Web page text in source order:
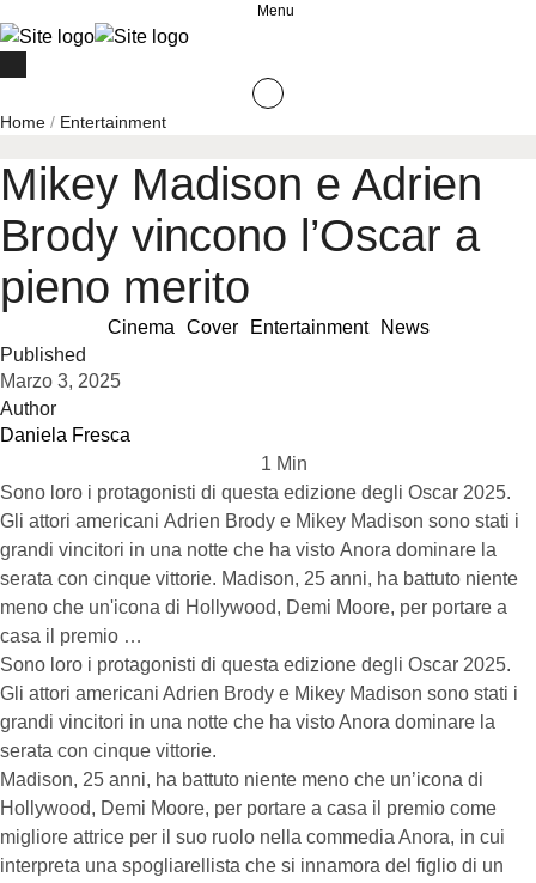
Menu
Home / Entertainment
Mikey Madison e Adrien
Brody vincono l’Oscar a
pieno merito
Cinema Cover Entertainment
News
Published
Marzo 3, 2025
Author
Daniela Fresca
1 Min
Sono loro i protagonisti di questa edizione degli Oscar 2025.
Gli attori americani Adrien Brody e Mikey Madison sono stati i
grandi vincitori in una notte che ha visto Anora dominare la
serata con cinque vittorie. Madison, 25 anni, ha battuto niente
meno che un'icona di Hollywood, Demi Moore, per portare a
casa il premio …
Sono loro i protagonisti di questa edizione degli Oscar 2025.
Gli attori americani Adrien Brody e Mikey Madison sono stati i
grandi vincitori in una notte che ha visto Anora dominare la
serata con cinque vittorie.
Madison, 25 anni, ha battuto niente meno che un’icona di
Hollywood, Demi Moore, per portare a casa il premio come
migliore attrice per il suo ruolo nella commedia Anora, in cui
interpreta una spogliarellista che si innamora del figlio di un